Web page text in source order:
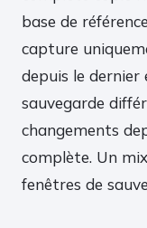
base de
capture
depuis le
sauvegarde
changements
complète. Un
fenêtres de